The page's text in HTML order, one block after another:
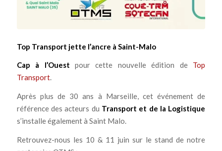
Top Transport jette l’ancre à Saint-Malo
Cap à l’Ouest pour cette nouvelle édition de Top
Transport.
Après plus de 30 ans à Marseille, cet événement de
référence des acteurs du Transport et de la Logistique
s’installe également à Saint Malo.
Retrouvez-nous les 10 & 11 juin sur le stand de notre